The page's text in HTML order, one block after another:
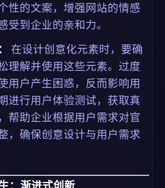
性的文案，增强网站的情感
受到企业的亲和力。
在设计创意化元素时，要确
理解并使用这些元素。过度
用户产生困惑，反而影响用
进行用户体验测试，获取真
帮助企业根据用户需求对官
，确保创意设计与用户需求
：渐进式创新